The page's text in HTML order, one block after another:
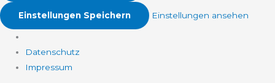
Einstellungen Speichern Einstellungen ansehen
Datenschutz
Impressum